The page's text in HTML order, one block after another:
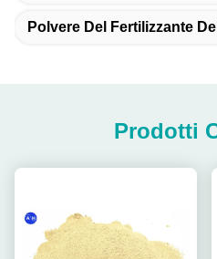
Polvere Del Fertilizzante
Prodotti